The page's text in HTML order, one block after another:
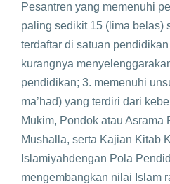
Pesantren yang memenuhi
paling sedikit 15 (lima belas)
terdaftar di satuan
kurangnya
pendidikan; 3. memenuhi
ma’had) yang terdiri dari
Mukim, Pondok atau Asrama
Mushalla, serta Kajian Kitab
Islamiyahdengan Pola
mengembangkan nilai Islam